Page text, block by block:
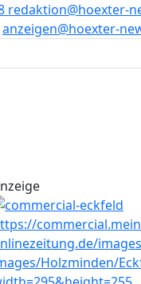
redaktion@hoexter-
anzeigen@hoexter-